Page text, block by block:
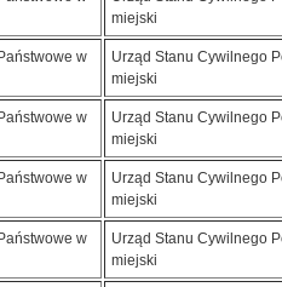
miejski
w
Urząd Stanu Cywilnego
miejski
w
Urząd Stanu Cywilnego
miejski
w
Urząd Stanu Cywilnego
miejski
w
Urząd Stanu Cywilnego
miejski